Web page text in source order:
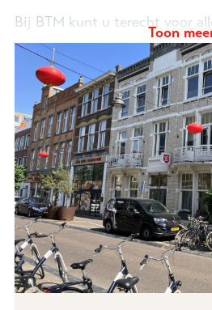
Bij BTM kunt u terecht voor
inhoudelijke vragen over de
Aanmeldformulier
regio Noordwest
-
Leger
Noord-
Toon